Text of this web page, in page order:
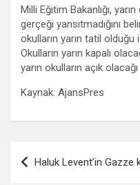
Milli Eğitim Bakanlığı,
gerçeği yansıtmadığını
okulların yarın tatil olduğu
Okulların yarın kapalı
yarın okulların açık
Kaynak: AjansPres
Yazı
gezinmesi
Haluk Levent’in Gazze